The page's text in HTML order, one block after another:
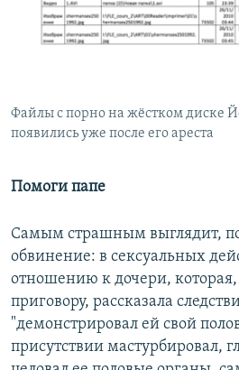
Файлы с порно на жёстком диске
появились уже после его ареста
Помоги папе
Самым страшным выглядит,
обвинение: в сексуальных
отношению к дочери, которая,
приговору, рассказала
"демонстрировал ей свой
присутствии мастурбировал,